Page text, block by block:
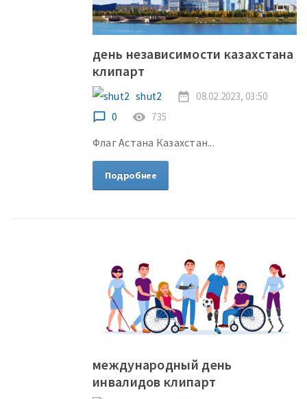
день независимости казахстана
клипарт
shut2 date_range 08.02.2023, 03:50
chat_bubble_outline 0 remove_red_eye 735
Флаг Астана Казахстан...
Подробнее
международный день
инвалидов клипарт